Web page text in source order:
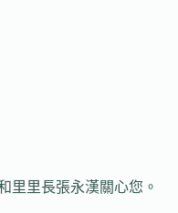
里里長張永漢關心您。